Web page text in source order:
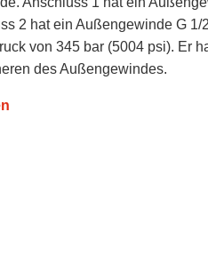
2 hat ein Außengewinde G 1/
von 345 bar (5004 psi). Er
des Außengewindes.